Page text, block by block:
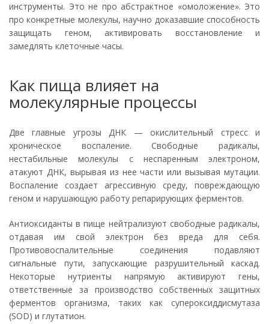
инструменты. Это не про абстрактное «омоложение». Это
про конкретные молекулы, научно доказавшие способность
защищать геном, активировать восстановление и
замедлять клеточные часы.
Как пища влияет на
молекулярные процессы
Две главные угрозы ДНК — окислительный стресс и
хроническое воспаление. Свободные радикалы,
нестабильные молекулы с неспаренным электроном,
атакуют ДНК, вырывая из нее части или вызывая мутации.
Воспаление создает агрессивную среду, повреждающую
геном и нарушающую работу репарирующих ферментов.
Антиоксиданты в пище нейтрализуют свободные радикалы,
отдавая им свой электрон без вреда для себя.
Противовоспалительные соединения подавляют
сигнальные пути, запускающие разрушительный каскад.
Некоторые нутриенты напрямую активируют гены,
ответственные за производство собственных защитных
ферментов организма, таких как супероксиддисмутаза
(SOD) и глутатион.